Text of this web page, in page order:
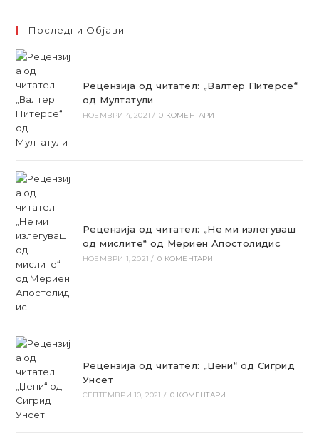
Последни Објави
Рецензија од читател: „Валтер Питерсе“
од Мултатули
НОЕМВРИ 4, 2021 / 0 КОМЕНТАРИ
Рецензија од читател: „Не ми излегуваш
од мислите“ од Мериен Апостолидис
НОЕМВРИ 1, 2021 / 0 КОМЕНТАРИ
Рецензија од читател: „Џени“ од Сигрид
Унсет
СЕПТЕМВРИ 10, 2021 / 0 КОМЕНТАРИ